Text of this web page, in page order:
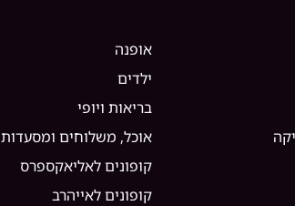
אופנה
ילדים
בריאות ויופי
אוכל, משלוחים ומסעדות
קופונים לאליאקספרס
קופונים לאייהרב